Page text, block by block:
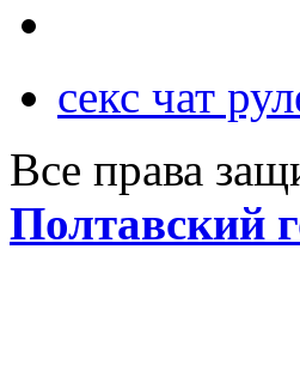
секс чат
Все права
Полтавский